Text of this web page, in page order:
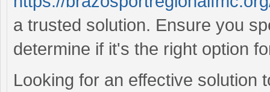
a trusted solution. Ensure you
determine if it's the right option
Looking for an effective solution